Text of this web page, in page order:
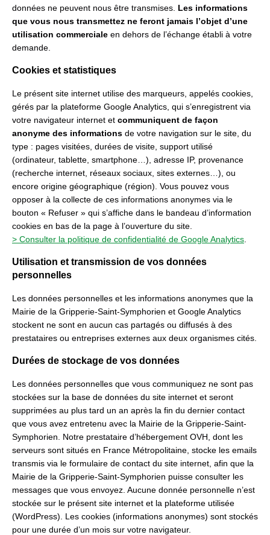
données ne peuvent nous être transmises. Les informations
que vous nous transmettez ne feront jamais l’objet d’une
utilisation commerciale en dehors de l’échange établi à votre
demande.
Cookies et statistiques
Le présent site internet utilise des marqueurs, appelés cookies,
gérés par la plateforme Google Analytics, qui s’enregistrent via
votre navigateur internet et communiquent de façon
anonyme des informations de votre navigation sur le site, du
type : pages visitées, durées de visite, support utilisé
(ordinateur, tablette, smartphone…), adresse IP, provenance
(recherche internet, réseaux sociaux, sites externes…), ou
encore origine géographique (région). Vous pouvez vous
opposer à la collecte de ces informations anonymes via le
bouton « Refuser » qui s’affiche dans le bandeau d’information
cookies en bas de la page à l’ouverture du site.
> Consulter la politique de confidentialité de Google Analytics
Utilisation et transmission de vos données
personnelles
Les données personnelles et les informations anonymes que la
Mairie de la Gripperie-Saint-Symphorien et Google Analytics
stockent ne sont en aucun cas partagés ou diffusés à des
prestataires ou entreprises externes aux deux organismes cités.
Durées de stockage de vos données
Les données personnelles que vous communiquez ne sont pas
stockées sur la base de données du site internet et seront
supprimées au plus tard un an après la fin du dernier contact
que vous avez entretenu avec la Mairie de la Gripperie-Saint-
Symphorien. Notre prestataire d’hébergement OVH, dont les
serveurs sont situés en France Métropolitaine, stocke les emails
transmis via le formulaire de contact du site internet, afin que la
Mairie de la Gripperie-Saint-Symphorien puisse consulter les
messages que vous envoyez. Aucune donnée personnelle n’est
stockée sur le présent site internet et la plateforme utilisée
(WordPress). Les cookies (informations anonymes) sont stockés
pour une durée d’un mois sur votre navigateur.